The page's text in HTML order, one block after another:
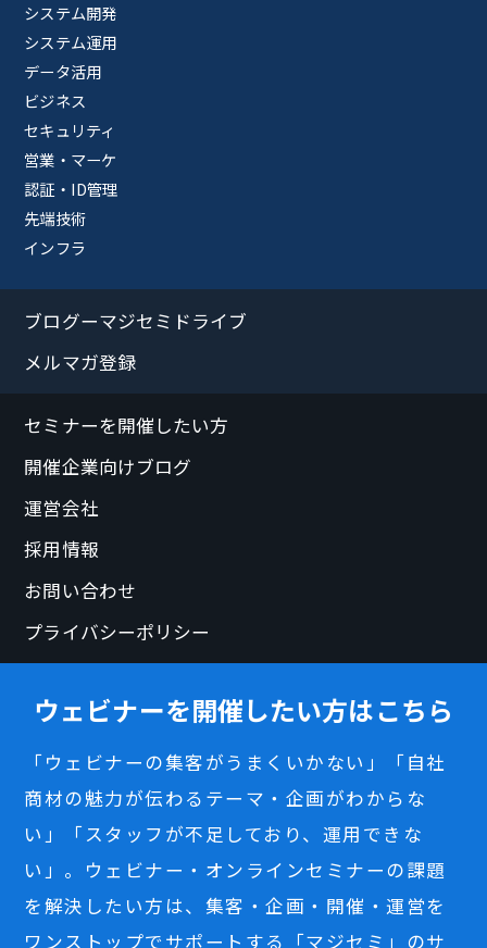
システム開発
システム運用
データ活用
ビジネス
セキュリティ
営業・マーケ
認証・ID管理
先端技術
インフラ
ブログーマジセミドライブ
メルマガ登録
セミナーを開催したい方
開催企業向けブログ
運営会社
採用情報
お問い合わせ
プライバシーポリシー
ウェビナーを開催したい方はこちら
「ウェビナーの集客がうまくいかない」「自社
商材の魅力が伝わるテーマ・企画がわからな
い」「スタッフが不足しており、運用できな
い」。ウェビナー・オンラインセミナーの課題
を解決したい方は、集客・企画・開催・運営を
ワンストップでサポートする「マジセミ」のサ